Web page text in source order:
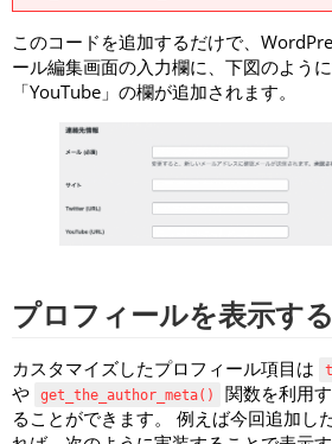
このコードを追加するだけで、
ール編集画面の入力欄に、下図のよう
「YouTube」の欄が追加されます。
プロフィールを表示する
カスタマイズしたプロフィール項目は
や get_the_author_meta()
関数を利用
ることができます。 例えば今回追加し